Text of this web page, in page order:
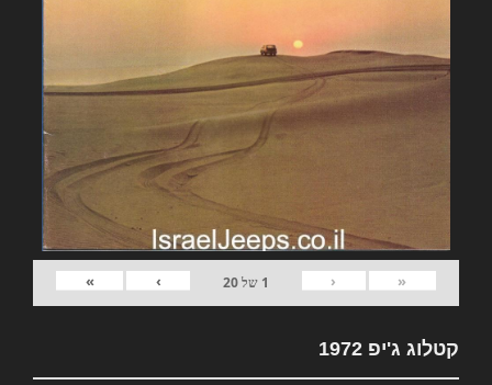
«
‹
1 של20
›
»
קטלוג ג'יפ 1972